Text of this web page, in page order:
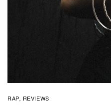
RAP, REVIEWS